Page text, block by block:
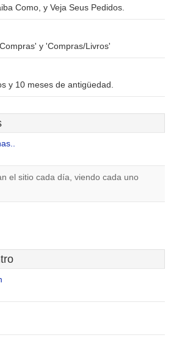
Como, y Veja Seus Pedidos.
y 'Compras/Livros'
y 10 meses de antigüedad.
el sitio cada día, viendo cada uno